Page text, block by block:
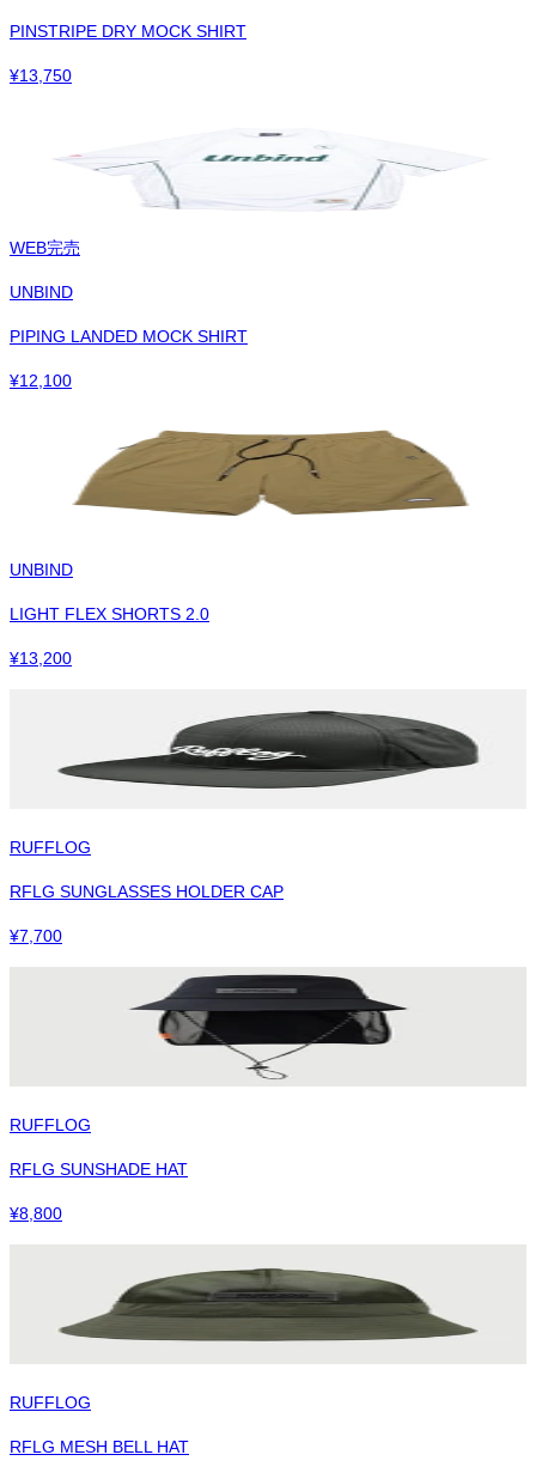
PINSTRIPE DRY MOCK SHIRT
¥13,750
WEB完売
UNBIND
PIPING LANDED MOCK SHIRT
¥12,100
UNBIND
LIGHT FLEX SHORTS 2.0
¥13,200
RUFFLOG
RFLG SUNGLASSES HOLDER CAP
¥7,700
RUFFLOG
RFLG SUNSHADE HAT
¥8,800
RUFFLOG
RFLG MESH BELL HAT